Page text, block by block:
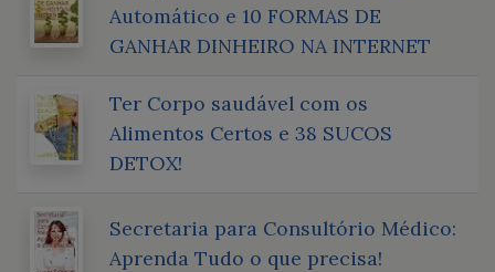
Automático e 10 FORMAS DE
GANHAR DINHEIRO NA INTERNET
Ter Corpo saudável com os
Alimentos Certos e 38 SUCOS
DETOX!
Secretaria para Consultório Médico:
Aprenda Tudo o que precisa!